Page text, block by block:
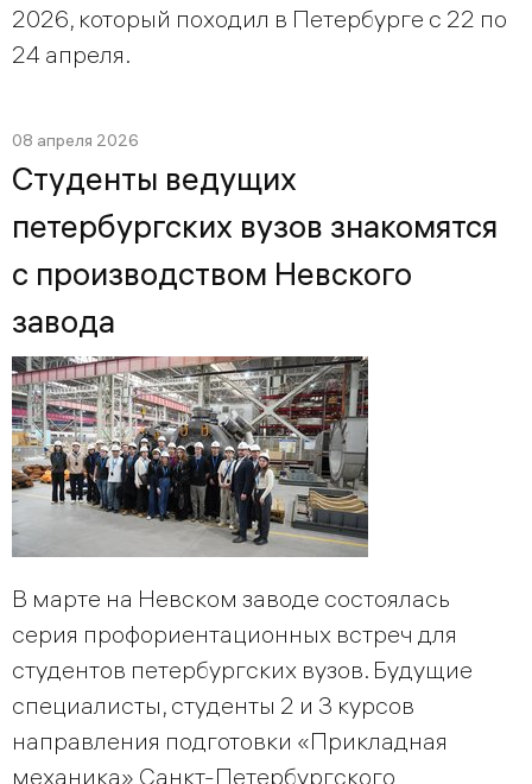
2026, который походил в Петербурге с 22 по
24 апреля.
08 апреля 2026
Студенты ведущих
петербургских вузов знакомятся
с производством Невского
завода
В марте на Невском заводе состоялась
серия профориентационных встреч для
студентов петербургских вузов. Будущие
специалисты, студенты 2 и 3 курсов
направления подготовки «Прикладная
механика» Санкт-Петербургского